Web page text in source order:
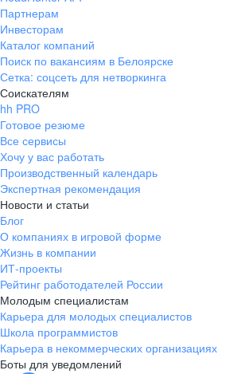
Партнерам
Инвесторам
Каталог компаний
Поиск по вакансиям в Белоярске
Сетка: соцсеть для нетворкинга
Соискателям
hh PRO
Готовое резюме
Все сервисы
Хочу у вас работать
Производственный календарь
Экспертная рекомендация
Новости и статьи
Блог
О компаниях в игровой форме
Жизнь в компании
ИТ-проекты
Рейтинг работодателей России
Молодым специалистам
Карьера для молодых специалистов
Школа программистов
Карьера в некоммерческих организациях
Боты для уведомлений